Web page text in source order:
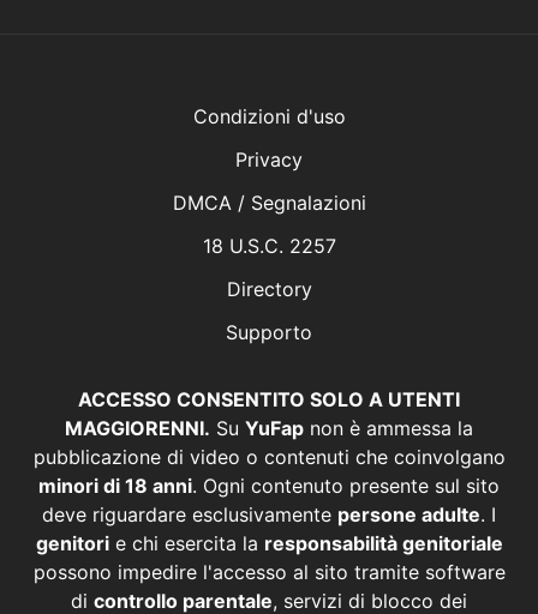
Condizioni d'uso
Privacy
DMCA / Segnalazioni
18 U.S.C. 2257
Directory
Supporto
ACCESSO CONSENTITO SOLO A UTENTI
MAGGIORENNI. Su YuFap non è ammessa la
pubblicazione di video o contenuti che coinvolgano
minori di 18 anni. Ogni contenuto presente sul sito
deve riguardare esclusivamente persone adulte. I
genitorie chi esercita la responsabilità genitoriale
possono impedire l'accesso al sito tramite software
di controllo parentale, servizi di blocco dei